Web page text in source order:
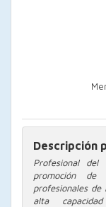
Descripción
Profesional del
promoción
profesionales
alta